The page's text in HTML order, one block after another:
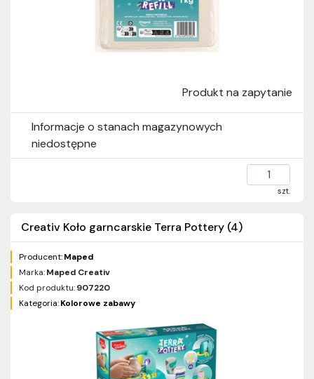
Produkt na zapytanie
Informacje o stanach magazynowych
niedostępne
szt.
Creativ Koło garncarskie Terra Pottery (4)
Producent:Maped
Marka:Maped Creativ
Kod produktu:907220
Kategoria:Kolorowe zabawy